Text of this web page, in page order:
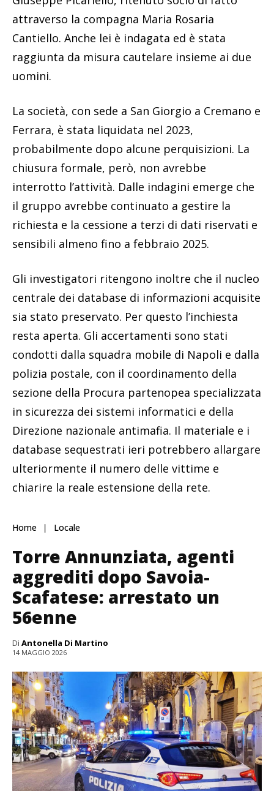
attraverso la compagna Maria Rosaria
Cantiello. Anche lei è indagata ed è stata
raggiunta da misura cautelare insieme ai due
uomini.
La società, con sede a San Giorgio a Cremano e
Ferrara, è stata liquidata nel 2023,
probabilmente dopo alcune perquisizioni. La
chiusura formale, però, non avrebbe
interrotto l’attività. Dalle indagini emerge che
il gruppo avrebbe continuato a gestire la
richiesta e la cessione a terzi di dati riservati e
sensibili almeno fino a febbraio 2025.
Gli investigatori ritengono inoltre che il nucleo
centrale dei database di informazioni acquisite
sia stato preservato. Per questo l’inchiesta
resta aperta. Gli accertamenti sono stati
condotti dalla squadra mobile di Napoli e dalla
polizia postale, con il coordinamento della
sezione della Procura partenopea specializzata
in sicurezza dei sistemi informatici e della
Direzione nazionale antimafia. Il materiale e i
database sequestrati ieri potrebbero allargare
ulteriormente il numero delle vittime e
chiarire la reale estensione della rete.
Home Locale
Torre Annunziata, agenti
aggrediti dopo Savoia-
Scafatese: arrestato un
56enne
Di Antonella Di Martino
14 MAGGIO 2026